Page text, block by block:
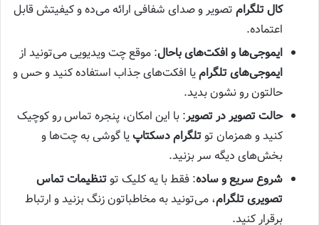
کال تلگرام تصویر و صدای شفافی ارائه می‌ده و کیفیتش قابل
اعتماده.
ایموجی‌ها و افکت‌های باحال: موقع چت ویدیویی می‌تونید از
ایموجی‌های تلگرامیا افکت‌های جذاب استفاده کنید و حس و
حالتون رو نشون بدید.
حالت تصویر در تصویر: با این امکان، پنجره تماس رو کوچیک
کنید و همزمان توتلگرام دسکتاپیا گوشی به چت‌ها و
بخش‌های دیگه سر بزنید.
شروع سریع و ساده: فقط با یه کلیک توتنظیمات تماس
تصویری تلگرام، می‌تونید به مخاطباتون زنگ بزنید و ارتباط
برقرار کنید.